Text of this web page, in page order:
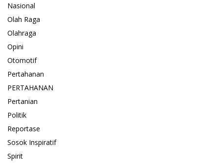
Nasional
Olah Raga
Olahraga
Opini
Otomotif
Pertahanan
PERTAHANAN
Pertanian
Politik
Reportase
Sosok Inspiratif
Spirit